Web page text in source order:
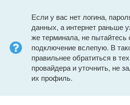
Если у вас нет логина,
данных, а интернет раньше
же терминала, не пытайтесь
подключение вслепую. В
правильнее обратиться в
провайдера и уточнить, не
их профиль.